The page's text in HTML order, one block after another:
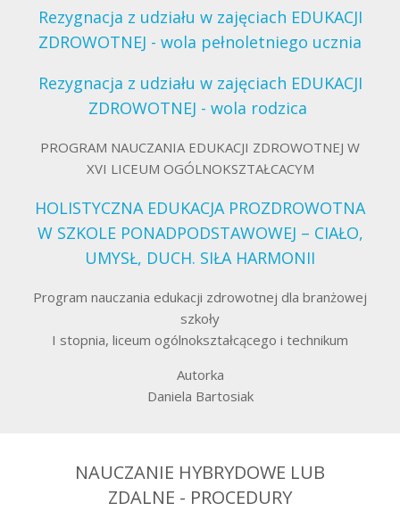
Rezygnacja z udziału w zajęciach EDUKACJI
ZDROWOTNEJ - wola pełnoletniego ucznia
Rezygnacja z udziału w zajęciach EDUKACJI
ZDROWOTNEJ - wola rodzica
PROGRAM NAUCZANIA EDUKACJI ZDROWOTNEJ W
XVI LICEUM OGÓLNOKSZTAŁCACYM
HOLISTYCZNA EDUKACJA PROZDROWOTNA
W SZKOLE PONADPODSTAWOWEJ – CIAŁO,
UMYSŁ, DUCH. SIŁA HARMONII
Program nauczania edukacji zdrowotnej dla branżowej
szkoły
I stopnia, liceum ogólnokształcącego i technikum
Autorka
Daniela Bartosiak
NAUCZANIE HYBRYDOWE LUB
ZDALNE - PROCEDURY